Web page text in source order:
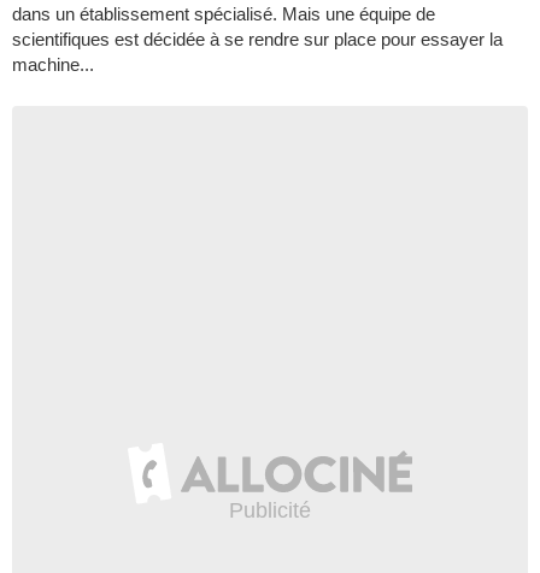
dans un établissement spécialisé. Mais une équipe de
scientifiques est décidée à se rendre sur place pour essayer la
machine...